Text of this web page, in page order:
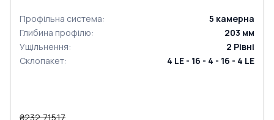
Профільна система: 5 камерна
Глибина профілю: 203 мм
Ущільнення: 2 Рівні
Склопакет: 4 LE - 16 - 4 - 16 - 4 LE
₴232,715.17